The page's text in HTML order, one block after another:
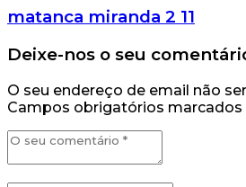
matanca miranda 2 11
Deixe-nos o seu
O seu endereço de email não
Campos obrigatórios marcados